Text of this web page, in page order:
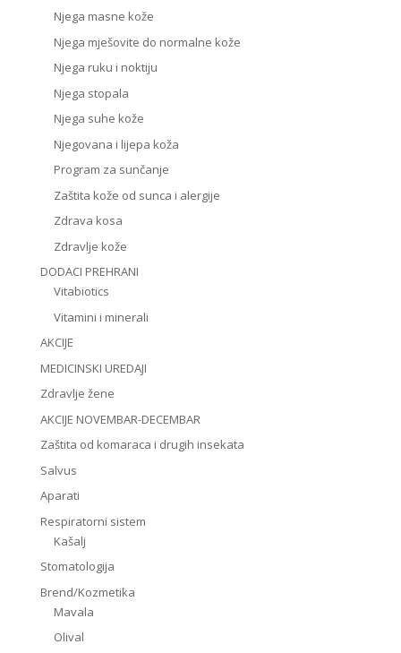
Njega masne kože
Njega mješovite do normalne kože
Njega ruku i noktiju
Njega stopala
Njega suhe kože
Njegovana i lijepa koža
Program za sunčanje
Zaštita kože od sunca i alergije
Zdrava kosa
Zdravlje kože
DODACI PREHRANI
Vitabiotics
Vitamini i minerali
AKCIJE
MEDICINSKI UREDAJI
Zdravlje žene
AKCIJE NOVEMBAR-DECEMBAR
Zaštita od komaraca i drugih insekata
Salvus
Aparati
Respiratorni sistem
Kašalj
Stomatologija
Brend/Kozmetika
Mavala
Olival